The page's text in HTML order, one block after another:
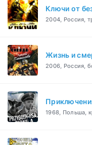
Ключи от
2004, Россия,
Жизнь и
2006, Россия,
1968, Польша,